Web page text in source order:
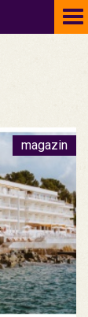
magazin